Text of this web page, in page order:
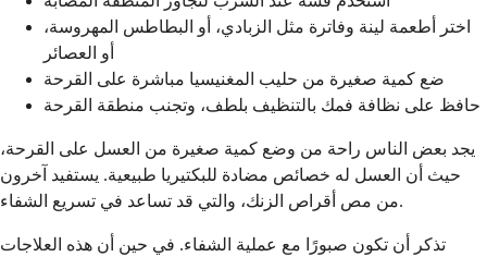
اختر أطعمة لينة وفاترة مثل الزبادي، أو البطاطس المهروسة،
أو العصائر
ضع كمية صغيرة من حليب المغنيسيا مباشرة على القرحة
حافظ على نظافة فمك بالتنظيف بلطف، وتجنب منطقة القرحة
يجد بعض الناس راحة من وضع كمية صغيرة من العسل على القرحة،
حيث أن العسل له خصائص مضادة للبكتيريا طبيعية. يستفيد آخرون
من مص أقراص الزنك، والتي قد تساعد في تسريع الشفاء.
تذكر أن تكون صبورًا مع عملية الشفاء. في حين أن هذه العلاجات